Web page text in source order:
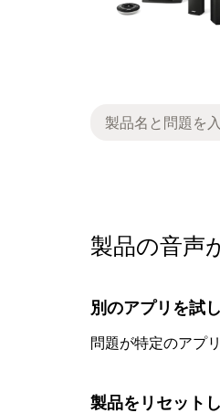
製品の音声
別のアプリを試
問題が特定のアプ
製品をリセット